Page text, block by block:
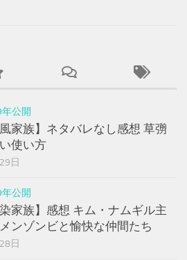
公開
家族】ネタバレなし感想 草彅
使い方
日
公開
家族】感想 キム・ナムギル主
ンゾンビと愉快な仲間たち
日